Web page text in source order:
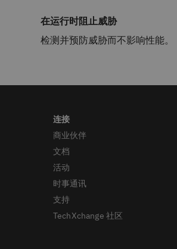
在运行时阻止威胁
检测并预防威胁而不影响性能。
商业伙伴
文档
活动
时事通讯
支持
TechXchange 社区